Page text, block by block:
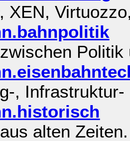
XEN,
,
alten Zeiten.